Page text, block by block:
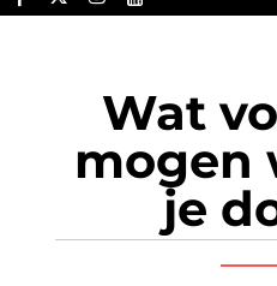
Wat
mogen
je